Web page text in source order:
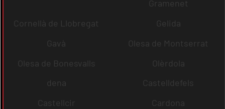
Gramenet
Cornellà de Llobregat
Gelida
Gavà
Olesa de Montserrat
Olesa de Bonesvalls
Olèrdola
dena
Castelldefels
Castellcir
Cardona